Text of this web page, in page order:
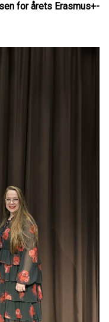
for årets Erasmus+-